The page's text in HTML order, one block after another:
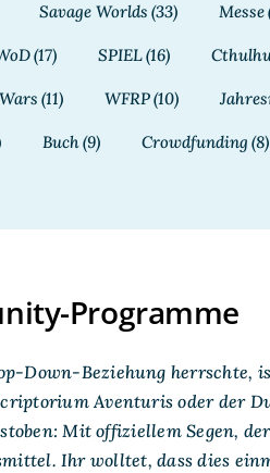
Savage Worlds (33) Messe
(17) SPIEL(16)
(11) WFRP(10)
Buch(9) Crowdfunding (8)
Programme
Down-Beziehung herrschte,
Aventuris oder der
Mit offiziellem Segen,
Ihr wolltet, dass dies